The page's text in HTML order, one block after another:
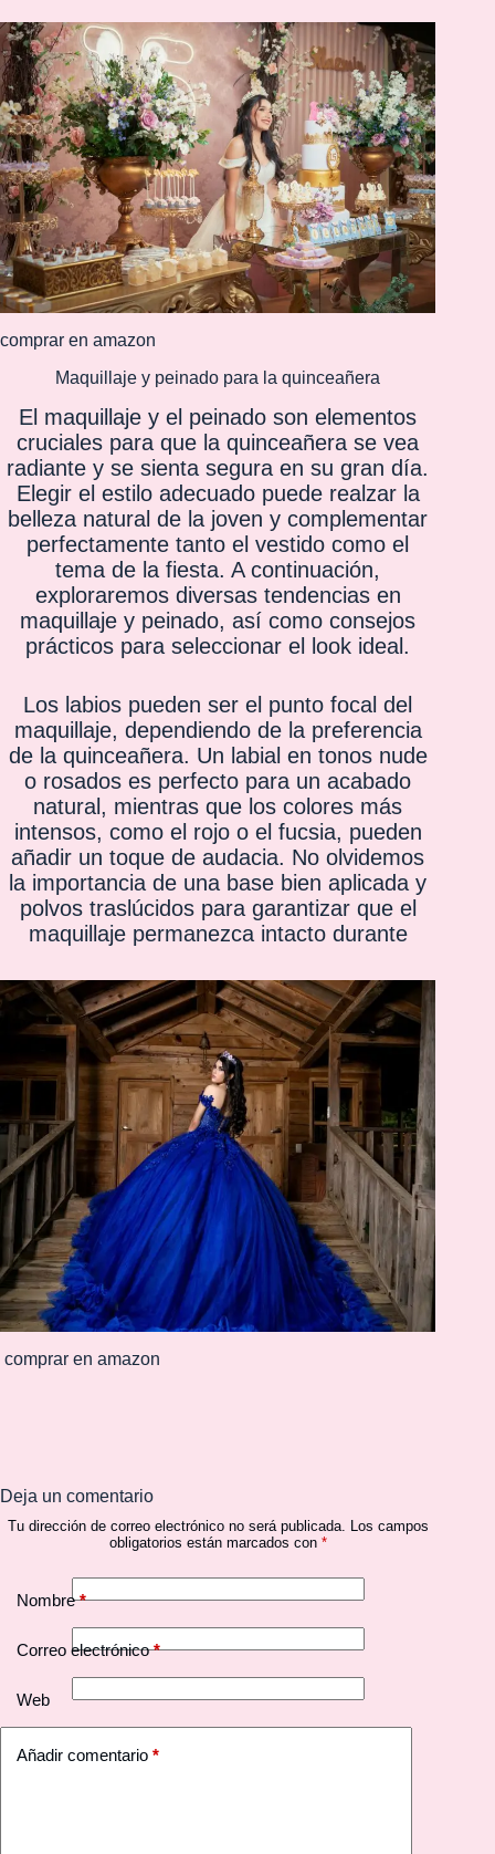
comprar en amazon
Maquillaje y peinado para la quinceañera
El maquillaje y el peinado son elementos
cruciales para que la quinceañera se vea
radiante y se sienta segura en su gran día.
Elegir el estilo adecuado puede realzar la
belleza natural de la joven y complementar
perfectamente tanto el vestido como el
tema de la fiesta. A continuación,
exploraremos diversas tendencias en
maquillaje y peinado, así como consejos
prácticos para seleccionar el look ideal.
Los labios pueden ser el punto focal del
maquillaje, dependiendo de la preferencia
de la quinceañera. Un labial en tonos nude
o rosados es perfecto para un acabado
natural, mientras que los colores más
intensos, como el rojo o el fucsia, pueden
añadir un toque de audacia. No olvidemos
la importancia de una base bien aplicada y
polvos traslúcidos para garantizar que el
maquillaje permanezca intacto durante
comprar en amazon
Deja un comentario
Tu dirección de correo electrónico no será publicada. Los campos
obligatorios están marcados con *
Nombre*
Correo electrónico*
Web
Añadir comentario *